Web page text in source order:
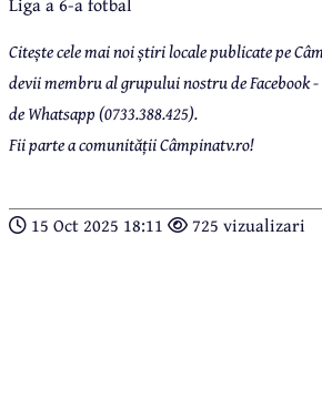
Citește cele mai noi știri locale publicate pe
devii membru al grupului nostru de Facebook -
de Whatsapp (0733.388.425).
Fii parte a comunității Câmpinatv.ro!
15 Oct 2025 18:11 725 vizualizari